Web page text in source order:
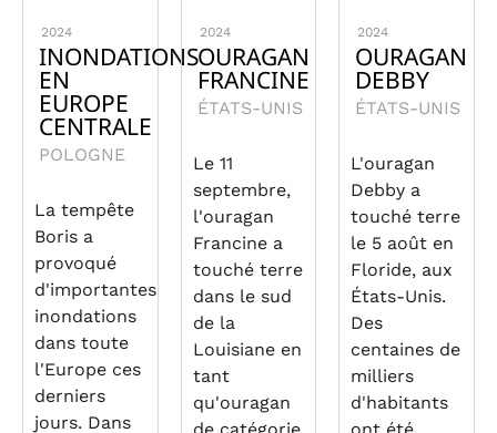
2024
INONDATIONS
EN
EUROPE
CENTRALE
POLOGNE
La tempête
Boris a
provoqué
d'importantes
inondations
dans toute
l'Europe ces
derniers
jours. Dans
2024
OURAGAN
FRANCINE
ÉTATS-UNIS
Le 11
septembre,
l'ouragan
Francine a
touché terre
dans le sud
de la
Louisiane en
tant
qu'ouragan
2024
OURAGAN
DEBBY
ÉTATS-UNIS
L'ouragan
Debby a
touché terre
le 5 août en
Floride, aux
États-Unis.
Des
centaines de
milliers
d'habitants